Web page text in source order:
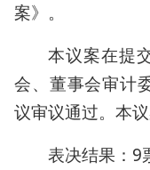
案》。
本议案在提
会、董事会审计
议审议通过。本
表决结果：9